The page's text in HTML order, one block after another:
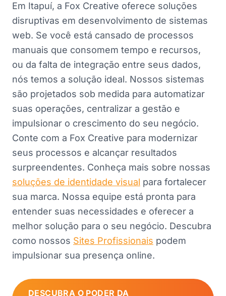
Em Itapuí, a Fox Creative oferece soluções
disruptivas em desenvolvimento de sistemas
web. Se você está cansado de processos
manuais que consomem tempo e recursos,
ou da falta de integração entre seus dados,
nós temos a solução ideal. Nossos sistemas
são projetados sob medida para automatizar
suas operações, centralizar a gestão e
impulsionar o crescimento do seu negócio.
Conte com a Fox Creative para modernizar
seus processos e alcançar resultados
surpreendentes. Conheça mais sobre nossas
soluções de identidade visual para fortalecer
sua marca. Nossa equipe está pronta para
entender suas necessidades e oferecer a
melhor solução para o seu negócio. Descubra
como nossos Sites Profissionais podem
impulsionar sua presença online.
DESCUBRA O PODER DA